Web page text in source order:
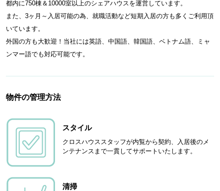
都内に750棟＆10000室以上のシェアハウスを運営しています。
また、3ヶ月～入居可能の為、就職活動など短期入居の方も多くご利用頂
いています。
外国の方も大歓迎！当社には英語、中国語、韓国語、ベトナム語、ミャ
ンマー語でも対応可能です。
物件の管理方法
スタイル
クロスハウススタッフが内覧から契約、入居後のメ
ンテナンスまで一貫してサポートいたします。
清掃